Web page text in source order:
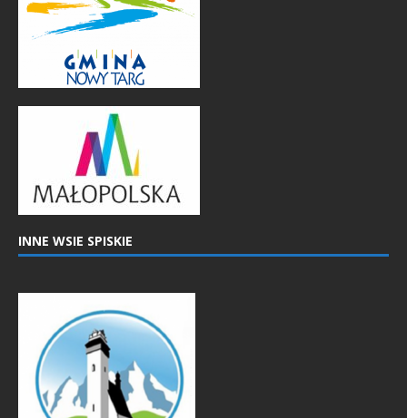
INNE WSIE SPISKIE